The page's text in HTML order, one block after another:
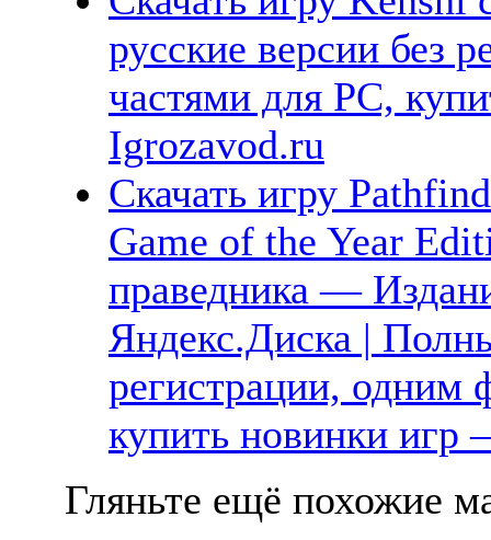
русские версии без
частями для PC,
Igrozavod.ru
Скачать игру
Game of the Year
праведника —
Яндекс.Диска |
регистрации, одним
купить новинки
Гляньте ещё похожие